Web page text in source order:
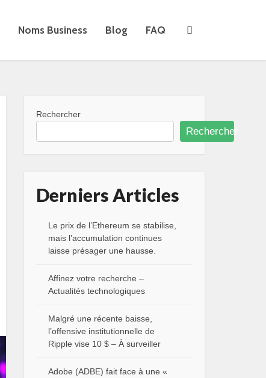
Noms Business Blog FAQ
Rechercher
Rechercher
Derniers Articles
Le prix de l’Ethereum se stabilise,
mais l’accumulation continues
laisse présager une hausse.
Affinez votre recherche –
Actualités technologiques
Malgré une récente baisse,
l’offensive institutionnelle de
Ripple vise 10 $ – À surveiller
Adobe (ADBE) fait face à une «